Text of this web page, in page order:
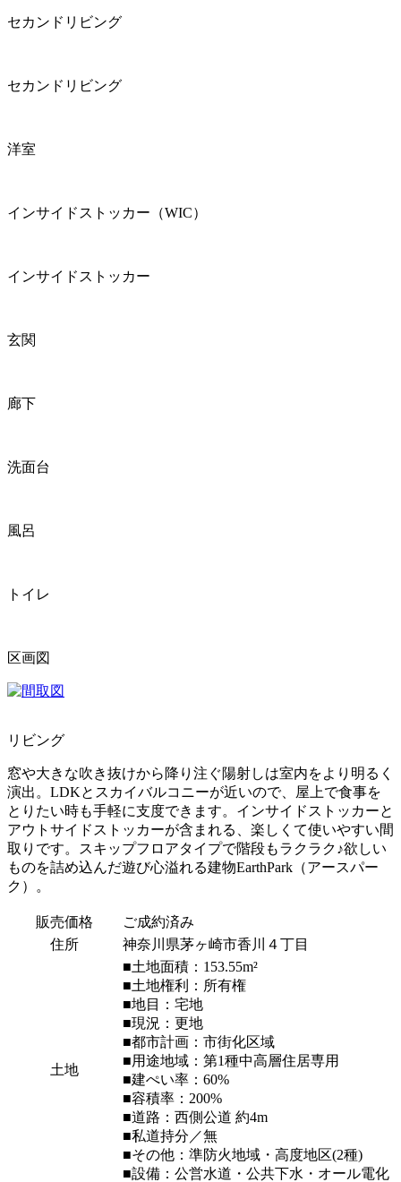
セカンドリビング
セカンドリビング
洋室
インサイドストッカー（WIC）
インサイドストッカー
玄関
廊下
洗面台
風呂
トイレ
区画図
リビング
窓や大きな吹き抜けから降り注ぐ陽射しは室内をより明るく
演出。LDKとスカイバルコニーが近いので、屋上で食事を
とりたい時も手軽に支度できます。インサイドストッカーと
アウトサイドストッカーが含まれる、楽しくて使いやすい間
取りです。スキップフロアタイプで階段もラクラク♪欲しい
ものを詰め込んだ遊び心溢れる建物EarthPark（アースパー
ク）。
販売価格
ご成約済み
住所
神奈川県茅ヶ崎市香川４丁目
土地
■土地面積：153.55m²
■土地権利：所有権
■地目：宅地
■現況：更地
■都市計画：市街化区域
■用途地域：第1種中高層住居専用
■建ぺい率：60%
■容積率：200%
■道路：西側公道 約4m
■私道持分／無
■その他：準防火地域・高度地区(2種)
■設備：公営水道・公共下水・オール電化